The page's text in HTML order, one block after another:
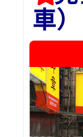
車